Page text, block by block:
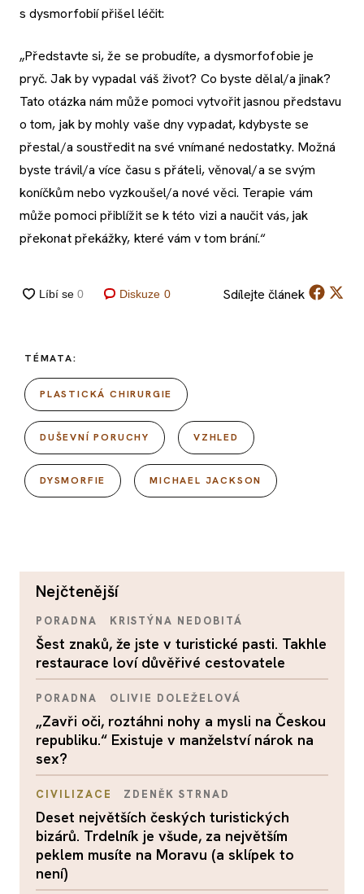
s dysmorfobií přišel léčit:
„Představte si, že se probudíte, a dysmorfofobie je
pryč. Jak by vypadal váš život? Co byste dělal/a jinak?
Tato otázka nám může pomoci vytvořit jasnou představu
o tom, jak by mohly vaše dny vypadat, kdybyste se
přestal/a soustředit na své vnímané nedostatky. Možná
byste trávil/a více času s přáteli, věnoval/a se svým
koníčkům nebo vyzkoušel/a nové věci. Terapie vám
může pomoci přiblížit se k této vizi a naučit vás, jak
překonat překážky, které vám v tom brání.“
Diskuze 0 Sdílejte článek
TÉMATA:
PLASTICKÁ CHIRURGIE
DUŠEVNÍ PORUCHY VZHLED
DYSMORFIE MICHAEL JACKSON
nejčtenější
PORADNA KRISTÝNA NEDOBITÁ
Šest znaků, že jste v turistické pasti. Takhle
restaurace loví důvěřivé cestovatele
PORADNA OLIVIE DOLEŽELOVÁ
„Zavři oči, roztáhni nohy a mysli na Českou
republiku.“ Existuje v manželství nárok na
sex?
CIVILIZACE ZDENĚK STRNAD
Deset největších českých turistických
bizárů. Trdelník je všude, za největším
peklem musíte na Moravu (a sklípek to
není)